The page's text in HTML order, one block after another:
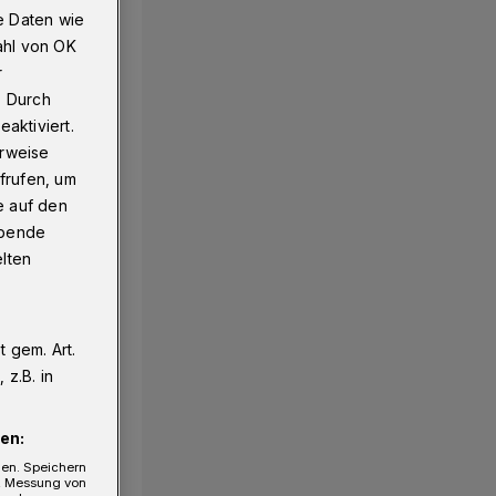
Daten wie
von OK
Durch
um
auf den
gem. Art.
z.B. in
Speichern
von